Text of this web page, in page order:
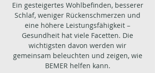
Ein gesteigertes Wohlbefinden, besserer
Schlaf, weniger Rückenschmerzen und
eine höhere Leistungsfähigkeit –
Gesundheit hat viele Facetten. Die
wichtigsten davon werden wir
gemeinsam beleuchten und zeigen, wie
BEMER helfen kann.